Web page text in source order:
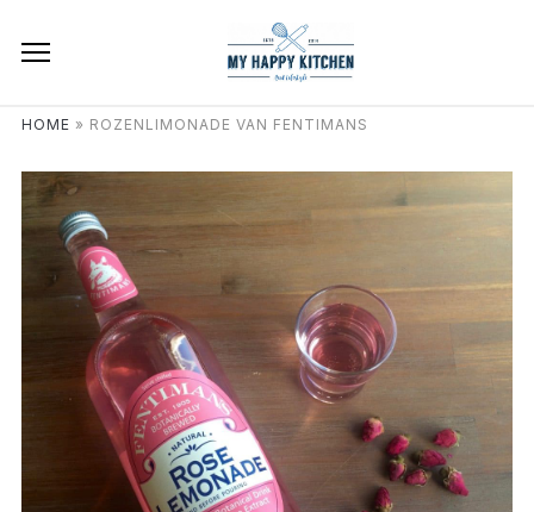
HOME » ROZENLIMONADE VAN FENTIMANS